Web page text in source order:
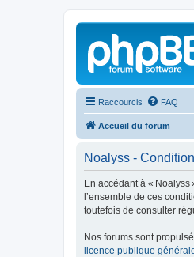
Raccourcis FAQ
Accueil du forum
Noalyss -
En accédant à « Noalyss
l’ensemble de ces
toutefois de consulter
Nos forums sont
licence publique